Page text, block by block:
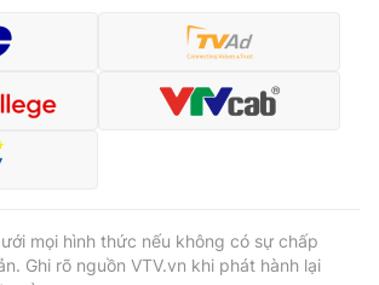
Shorts video
Bất động sản
mọi hình thức nếu không có sự chấp
Ghi rõ nguồn VTV.vn khi phát hành lại